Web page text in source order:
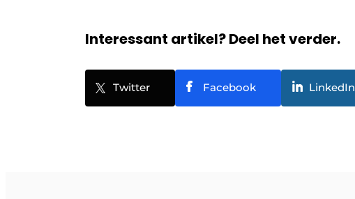
Interessant artikel? Deel het verder.
Twitter Facebook LinkedIn